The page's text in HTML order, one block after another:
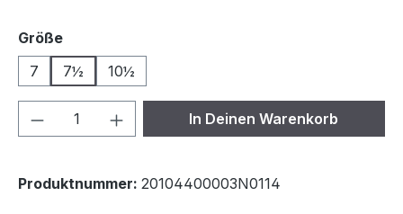
Größeauswählen
7
7½ 10½
Produkt Anzahl: Gib denIn Deinen Warenkorb
Produktnummer: 20104400003N0114